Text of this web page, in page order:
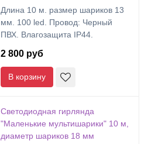
Длина 10 м. размер шариков 13
мм. 100 led. Провод: Черный
ПВХ. Влагозащита IP44.
2 800 руб
В корзину
Светодиодная гирлянда
"Маленькие мультишарики" 10 м,
диаметр шариков 18 мм